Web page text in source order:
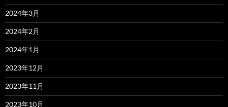
2024年3月
2024年2月
2024年1月
2023年12月
2023年11月
2023年10月